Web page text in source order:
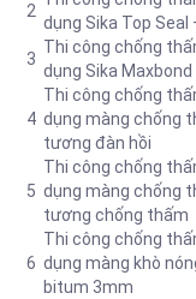
2
dụng Sika Top Seal
3
Thi công chống
dụng Sika Maxbond
4
Thi công chống
dụng màng chống
tương đàn hồi
5
Thi công chống
dụng màng chống
tương chống thấm
6
Thi công chống
dụng màng khò
bitum 3mm